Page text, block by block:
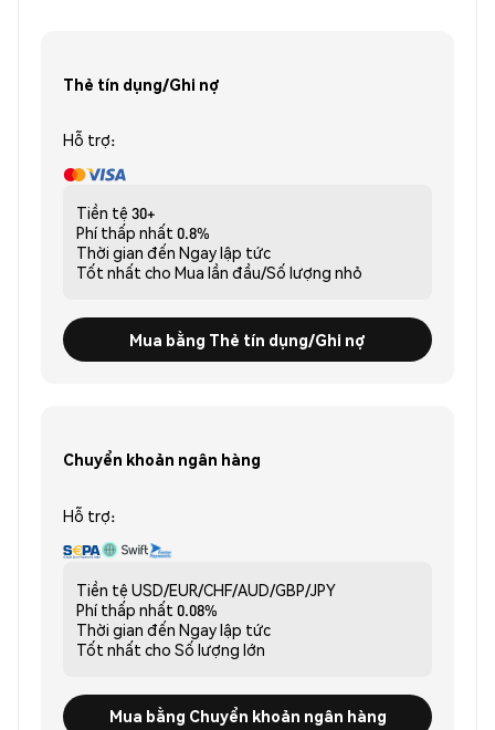
Thẻ tín dụng/Ghi nợ
Hỗ trợ:
Tiền tệ 30+
Phí thấp nhất 0.8%
Thời gian đến Ngay lập tức
Tốt nhất cho Mua lần đầu/Số lượng nhỏ
Mua bằng Thẻ tín dụng/Ghi nợ
Chuyển khoản ngân hàng
Hỗ trợ:
Tiền tệ USD/EUR/CHF/AUD/GBP/JPY
Phí thấp nhất 0.08%
Thời gian đến Ngay lập tức
Tốt nhất cho Số lượng lớn
Mua bằng Chuyển khoản ngân hàng